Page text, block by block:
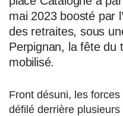
mai 2023 boosté par
des retraites, sous
Perpignan, la fête du
mobilisé.
Front désuni, les
défilé derrière